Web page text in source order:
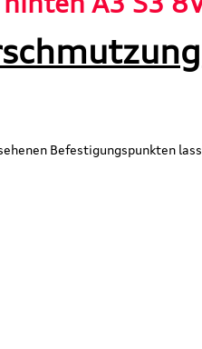
Befestigungspunkten